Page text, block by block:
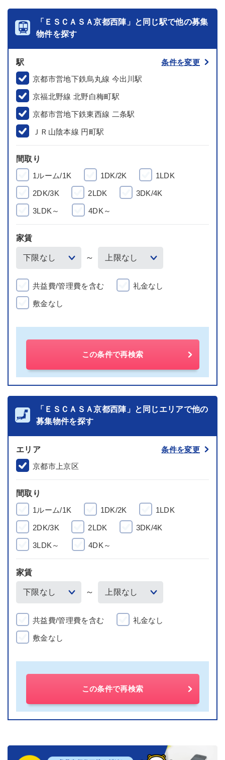
「ＥＳＣＡＳＡ京都西陣」と同じ駅で他の募集
物件を探す
駅
条件を変更
京都市営地下鉄烏丸線 今出川駅
京福北野線 北野白梅町駅
京都市営地下鉄東西線 二条駅
ＪＲ山陰本線 円町駅
間取り
1ルーム/1K
1DK/2K 1LDK
2DK/3K 2LDK 3DK/4K
3LDK～ 4DK～
家賃
～
共益費/管理費を含む 礼金なし
敷金なし
この条件で再検索
「ＥＳＣＡＳＡ京都西陣」と同じエリアで他の
募集物件を探す
エリア
条件を変更
京都市上京区
間取り
1ルーム/1K
1DK/2K 1LDK
2DK/3K 2LDK 3DK/4K
3LDK～ 4DK～
家賃
～
共益費/管理費を含む 礼金なし
敷金なし
この条件で再検索